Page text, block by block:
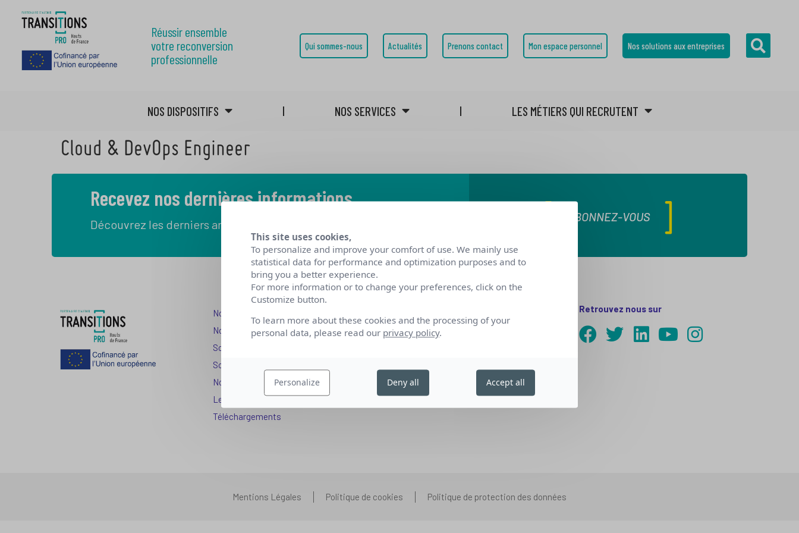
Réussir ensemble
votre reconversion
professionnelle
Qui sommes-nous Actualités Prenons contact Mon espace personnel Nos solutions aux entreprises
NOS DISPOSITIFS NOS SERVICES LES MÉTIERS QUI RECRUTENT
Cloud & DevOps Engineer
Recevez nos dernières informations
Découvrez les derniers articles de notre blog
ABONNEZ-VOUS
Nos dispositifs pour se reconvertir
Nos solutions aux entreprises
Solution Compétences IA
Solution Seniors+
Nos services aux organismes de formation
Les questions que vous vous posez
Téléchargements
Nos partenariats
Nous rejoindre
Retrouvez nous sur
Mentions Légales Politique de cookies Politique de protection des données
This site uses cookies,
To personalize and improve your comfort of use. We mainly use
statistical data for performance and optimization purposes and to
bring you a better experience.
For more information or to change your preferences, click on the
Customize button.
To learn more about these cookies and the processing of your
personal data, please read our privacy policy.
Personalize Deny all Accept all